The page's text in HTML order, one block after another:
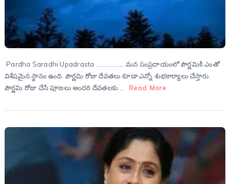
Pardha Saradhi Upadrasta ……………… మన సంప్రదాయంలో పౌర్ణమికి ఎంతో
విశేషమైన స్థానం ఉంది. పౌర్ణమి రోజు దేవతలు కూడా ఎన్నో శుభకార్యాలు చేస్తారు.
పౌర్ణమి రోజు చేసే పూజలు అందరి దేవతలకు …
Read More